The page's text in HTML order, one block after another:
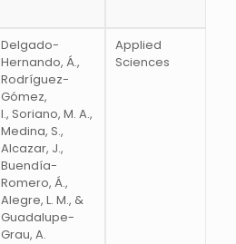
Delgado-
Hernando, Á.,
Rodríguez-
Gómez,
I., Soriano, M. A.,
Medina, S.,
Alcazar, J.,
Buendía-
Romero, Á.,
Alegre, L. M., &
Guadalupe-
Grau, A.
Applied
Sciences